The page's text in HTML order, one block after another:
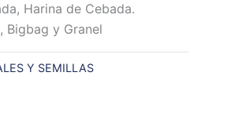
Harina de Cebada.
Bigbag y Granel
Y SEMILLAS